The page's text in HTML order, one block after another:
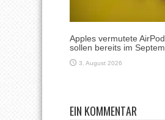
Apples vermutete
sollen bereits im
3. August 2026
EIN KOMMENTAR